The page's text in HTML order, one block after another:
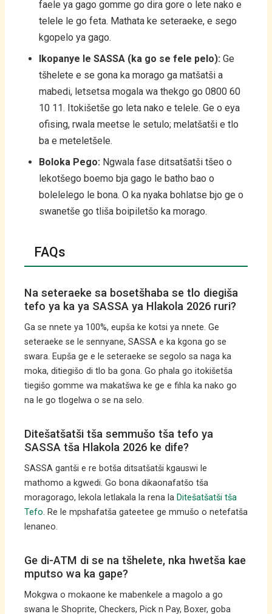
faele ya gago gomme go dira gore o lete nako e
telele le go feta. Mathata ke seteraeke, e sego
kgopelo ya gago.
Ikopanye le SASSA (ka go se fele pelo): Ge
tšhelete e se gona ka morago ga matšatši a
mabedi, letsetsa mogala wa thekgo go 0800 60
10 11. Itokišetše go leta nako e telele. Ge o eya
ofising, rwala meetse le setulo; melatšatši e tlo
ba e meteletšele.
Boloka Pego: Ngwala fase ditsatšatši tšeo o
lekotšego boemo bja gago le batho bao o
bolelelego le bona. O ka nyaka bohlatse bjo ge o
swanetše go tliša boipiletšo ka morago.
FAQs
Na seteraeke sa bosetšhaba se tlo diegiša
tefo ya ka ya SASSA ya Hlakola 2026 ruri?
Ga se nnete ya 100%, eupša ke kotsi ya nnete. Ge
seteraeke se le sennyane, SASSA e ka kgona go se
swara. Eupša ge e le seteraeke se segolo sa naga ka
moka, ditiegišo di tlo ba gona. Go phala go itokišetša
tiegišo gomme wa makatšwa ke ge e fihla ka nako go
na le go tlogelwa o se na selo.
Ditešatšatši tša semmušo tša tefo ya
SASSA tša Hlakola 2026 ke dife?
SASSA gantši e re botša ditsatšatši kgauswi le
mathomo a kgwedi. Go bona dikaonafatšo tša
moragorago, lekola letlakala la rena la Ditešatšatši tša
Tefo. Re le mpshafatša gateetee ge mmušo o netefatša
lenaneo.
Ge di-ATM di se na tšhelete, nka hwetša kae
mputso wa ka gape?
Mokgwa o mokaone ke mabenkele a magolo a go
swana le Shoprite, Checkers, Pick n Pay, Boxer, goba